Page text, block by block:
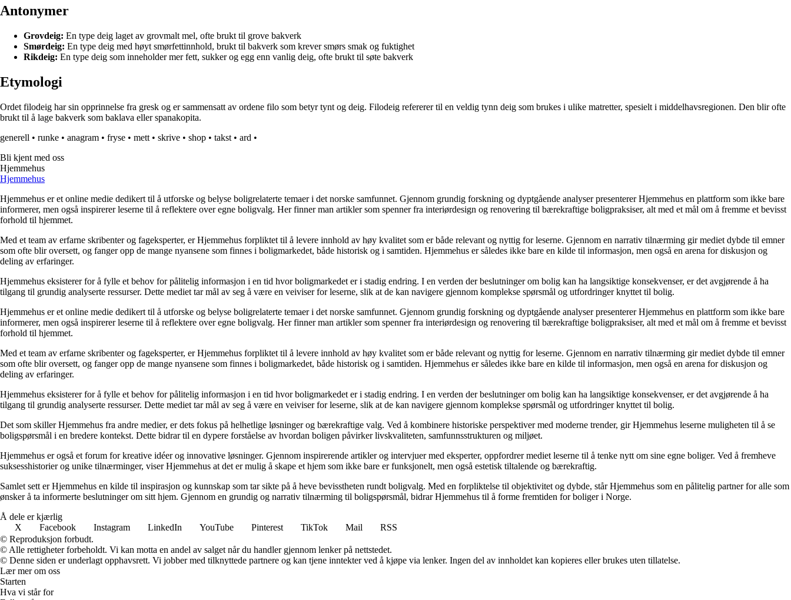
Antonymer
Grovdeig: En type deig laget av grovmalt mel, ofte brukt til grove bakverk
Smørdeig: En type deig med høyt smørfettinnhold, brukt til bakverk som krever smørs smak og fuktighet
Rikdeig: En type deig som inneholder mer fett, sukker og egg enn vanlig deig, ofte brukt til søte bakverk
Etymologi
Ordet filodeig har sin opprinnelse fra gresk og er sammensatt av ordene filo som betyr tynt og deig. Filodeig refererer til en veldig tynn deig som brukes i ulike matretter, spesielt i middelhavsregionen. Den blir ofte
brukt til å lage bakverk som baklava eller spanakopita.
generell • runke • anagram • fryse • mett • skrive • shop • takst • ard •
Bli kjent med oss
Hjemmehus
Hjemmehus
Hjemmehus er et online medie dedikert til å utforske og belyse boligrelaterte temaer i det norske samfunnet. Gjennom grundig forskning og dyptgående analyser presenterer Hjemmehus en plattform som ikke bare
informerer, men også inspirerer leserne til å reflektere over egne boligvalg. Her finner man artikler som spenner fra interiørdesign og renovering til bærekraftige boligpraksiser, alt med et mål om å fremme et bevisst
forhold til hjemmet.
Med et team av erfarne skribenter og fageksperter, er Hjemmehus forpliktet til å levere innhold av høy kvalitet som er både relevant og nyttig for leserne. Gjennom en narrativ tilnærming gir mediet dybde til emner
som ofte blir oversett, og fanger opp de mange nyansene som finnes i boligmarkedet, både historisk og i samtiden. Hjemmehus er således ikke bare en kilde til informasjon, men også en arena for diskusjon og
deling av erfaringer.
Hjemmehus eksisterer for å fylle et behov for pålitelig informasjon i en tid hvor boligmarkedet er i stadig endring. I en verden der beslutninger om bolig kan ha langsiktige konsekvenser, er det avgjørende å ha
tilgang til grundig analyserte ressurser. Dette mediet tar mål av seg å være en veiviser for leserne, slik at de kan navigere gjennom komplekse spørsmål og utfordringer knyttet til bolig.
Hjemmehus er et online medie dedikert til å utforske og belyse boligrelaterte temaer i det norske samfunnet. Gjennom grundig forskning og dyptgående analyser presenterer Hjemmehus en plattform som ikke bare
informerer, men også inspirerer leserne til å reflektere over egne boligvalg. Her finner man artikler som spenner fra interiørdesign og renovering til bærekraftige boligpraksiser, alt med et mål om å fremme et bevisst
forhold til hjemmet.
Med et team av erfarne skribenter og fageksperter, er Hjemmehus forpliktet til å levere innhold av høy kvalitet som er både relevant og nyttig for leserne. Gjennom en narrativ tilnærming gir mediet dybde til emner
som ofte blir oversett, og fanger opp de mange nyansene som finnes i boligmarkedet, både historisk og i samtiden. Hjemmehus er således ikke bare en kilde til informasjon, men også en arena for diskusjon og
deling av erfaringer.
Hjemmehus eksisterer for å fylle et behov for pålitelig informasjon i en tid hvor boligmarkedet er i stadig endring. I en verden der beslutninger om bolig kan ha langsiktige konsekvenser, er det avgjørende å ha
tilgang til grundig analyserte ressurser. Dette mediet tar mål av seg å være en veiviser for leserne, slik at de kan navigere gjennom komplekse spørsmål og utfordringer knyttet til bolig.
Det som skiller Hjemmehus fra andre medier, er dets fokus på helhetlige løsninger og bærekraftige valg. Ved å kombinere historiske perspektiver med moderne trender, gir Hjemmehus leserne muligheten til å se
boligspørsmål i en bredere kontekst. Dette bidrar til en dypere forståelse av hvordan boligen påvirker livskvaliteten, samfunnsstrukturen og miljøet.
Hjemmehus er også et forum for kreative idéer og innovative løsninger. Gjennom inspirerende artikler og intervjuer med eksperter, oppfordrer mediet leserne til å tenke nytt om sine egne boliger. Ved å fremheve
suksesshistorier og unike tilnærminger, viser Hjemmehus at det er mulig å skape et hjem som ikke bare er funksjonelt, men også estetisk tiltalende og bærekraftig.
Samlet sett er Hjemmehus en kilde til inspirasjon og kunnskap som tar sikte på å heve bevisstheten rundt boligvalg. Med en forpliktelse til objektivitet og dybde, står Hjemmehus som en pålitelig partner for alle som
ønsker å ta informerte beslutninger om sitt hjem. Gjennom en grundig og narrativ tilnærming til boligspørsmål, bidrar Hjemmehus til å forme fremtiden for boliger i Norge.
Å dele er kjærlig
X
Facebook Instagram LinkedIn YouTube Pinterest TikTok Mail
RSS
© Reproduksjon forbudt.
© Alle rettigheter forbeholdt. Vi kan motta en andel av salget når du handler gjennom lenker på nettstedet.
© Denne siden er underlagt opphavsrett. Vi jobber med tilknyttede partnere og kan tjene inntekter ved å kjøpe via lenker. Ingen del av innholdet kan kopieres eller brukes uten tillatelse.
Lær mer om oss
Starten
Hva vi står for